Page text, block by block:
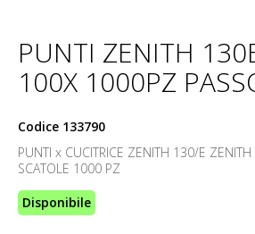
PUNTI ZENITH
100X 1000PZ
Codice 133790
PUNTI x CUCITRICE ZENITH 130/E
SCATOLE 1000 PZ
Disponibile